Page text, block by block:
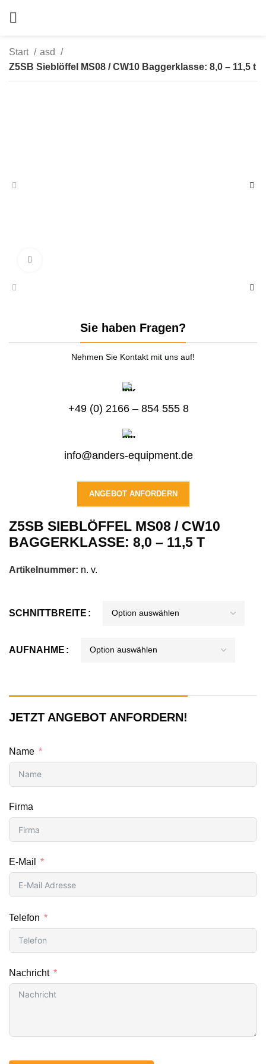
Start
asd
Z5SB Sieblöffel MS08 / CW10 Baggerklasse: 8,0 – 11,5 t
Sie haben Fragen?
Nehmen Sie Kontakt mit uns auf!
+49 (0) 2166 – 854 555 8
info@anders-equipment.de
ANGEBOT ANFORDERN
Z5SB SIEBLÖFFEL MS08 / CW10
BAGGERKLASSE: 8,0 – 11,5 T
Artikelnummer: n. v.
SCHNITTBREITE
AUFNAHME
JETZT ANGEBOT ANFORDERN!
Name
Firma
E-Mail
Telefon
Nachricht